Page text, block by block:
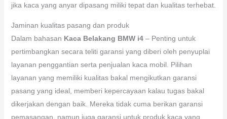
jika kaca yang anyar dipasang miliki tepat dan kualitas terhebat.
Jaminan kualitas pasang dan produk
Dalam bahasan Kaca Belakang BMW i4– Penting untuk
pertimbangkan secara teliti garansi yang diberi oleh penyuplai
layanan penggantian serta penjualan kaca mobil. Pilihan
layanan yang memiliki kualitas bakal mengikutkan garansi
pasang yang ideal, memberi kepercayaan kalau tugas bakal
dikerjakan dengan baik. Mereka tidak cuma berikan garansi
pemasangan, namun juga garansi untuk produk kaca yang